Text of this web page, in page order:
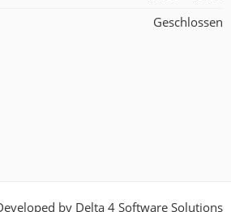
Geschlossen
by Delta 4 Software Solutions